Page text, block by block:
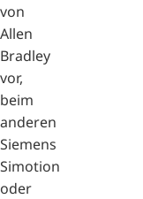
von
Allen
Bradley
vor,
beim
anderen
Siemens
Simotion
oder